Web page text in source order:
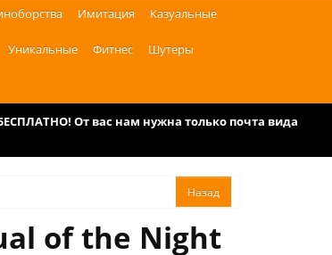
Имитация Казуальные
Уникальные Фитнес Шутеры
От вас нам нужна только почта вида
of the Night